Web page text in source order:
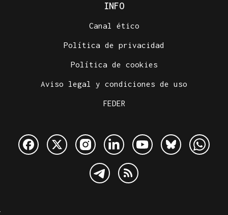
INFO
Canal ético
Política de privacidad
Política de cookies
Aviso legal y condiciones de uso
FEDER